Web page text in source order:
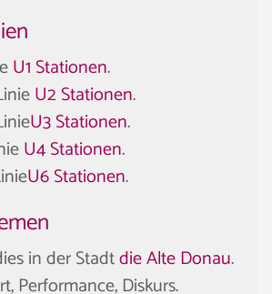
U1 Stationen.
U2 Stationen.
U3 Stationen.
U4 Stationen.
U6 Stationen.
in der Stadtdie Alte Donau.
Performance, Diskurs.